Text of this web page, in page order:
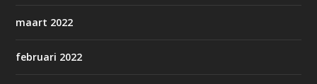
maart 2022
februari 2022